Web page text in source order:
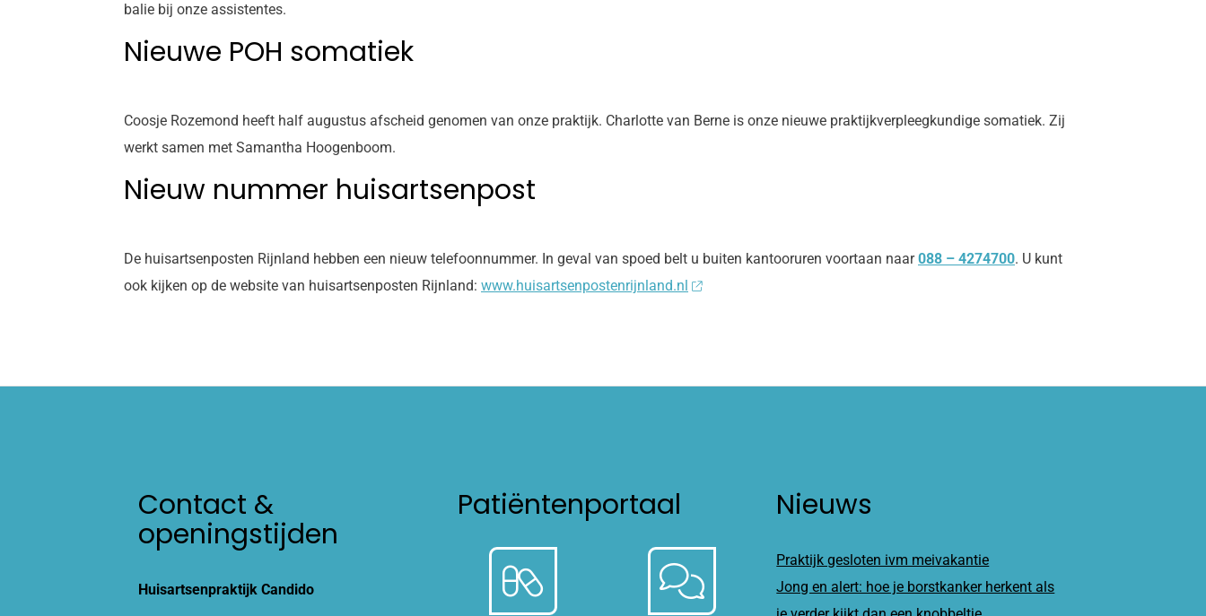
balie bij onze assistentes.
Nieuwe POH somatiek
Coosje Rozemond heeft half augustus afscheid genomen van onze praktijk. Charlotte van Berne is onze nieuwe praktijkverpleegkundige somatiek. Zij
werkt samen met Samantha Hoogenboom.
Nieuw nummer huisartsenpost
De huisartsenposten Rijnland hebben een nieuw telefoonnummer. In geval van spoed belt u buiten kantooruren voortaan naar088 – 4274700. U kunt
ook kijken op de website van huisartsenposten Rijnland: www.huisartsenpostenrijnland.nl
Contact &
openingstijden
Huisartsenpraktijk Candido
Patiëntenportaal Nieuws
Praktijk gesloten ivm meivakantie
Jong en alert: hoe je borstkanker herkent als